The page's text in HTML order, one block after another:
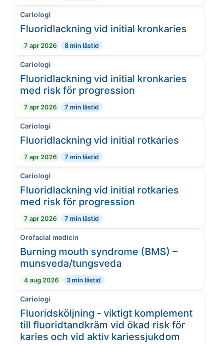
Cariologi
Fluoridlackning vid initial kronkaries
7 apr 2026 8 min lästid
Cariologi
Fluoridlackning vid initial kronkaries
med risk för progression
7 apr 2026 7 min lästid
Cariologi
Fluoridlackning vid initial rotkaries
7 apr 2026 7 min lästid
Cariologi
Fluoridlackning vid initial rotkaries
med risk för progression
7 apr 2026 7 min lästid
Orofacial medicin
Burning mouth syndrome (BMS) –
munsveda/tungsveda
4 aug 2026 3 min lästid
Cariologi
Fluoridsköljning - viktigt komplement
till fluoridtandkräm vid ökad risk för
karies och vid aktiv kariessjukdom